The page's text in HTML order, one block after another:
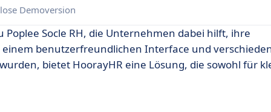
Demoversion
Socle RH, die Unternehmen dabei hilft, ihre
benutzerfreundlichen Interface und
bietet HoorayHR eine Lösung, die sowohl für